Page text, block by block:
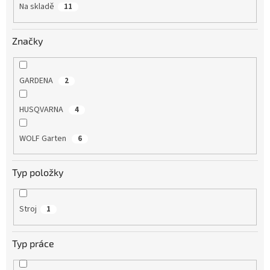
Na skladě 11
Značky
GARDENA 2
HUSQVARNA 4
WOLF Garten 6
Typ položky
Stroj 1
Typ práce